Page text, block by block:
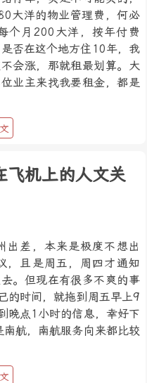
大洋的物业管理费，何必
个月200大洋，按年付费
否在这个地方住10年，我
会涨，那就租最划算。大
业主来找我要租金，都是
飞机上的人文关
出差，本来是极度不想出
，且是周五，周四才通知
。但现在有很多不爽的事
的时间，就拖到周五早上9
晚点1小时的信息，幸好下
航，南航服务向来都比较